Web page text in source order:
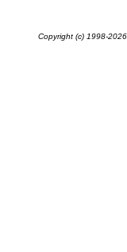
Copyright (c) 1998-